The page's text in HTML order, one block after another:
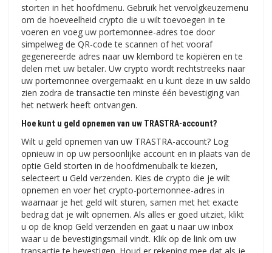
storten in het hoofdmenu. Gebruik het vervolgkeuzemenu
om de hoeveelheid crypto die u wilt toevoegen in te
voeren en voeg uw portemonnee-adres toe door
simpelweg de QR-code te scannen of het vooraf
gegenereerde adres naar uw klembord te kopiëren en te
delen met uw betaler. Uw crypto wordt rechtstreeks naar
uw portemonnee overgemaakt en u kunt deze in uw saldo
zien zodra de transactie ten minste één bevestiging van
het netwerk heeft ontvangen.
Hoe kunt u geld opnemen van uw TRASTRA-account?
Wilt u geld opnemen van uw TRASTRA-account? Log
opnieuw in op uw persoonlijke account en in plaats van de
optie Geld storten in de hoofdmenubalk te kiezen,
selecteert u Geld verzenden. Kies de crypto die je wilt
opnemen en voer het crypto-portemonnee-adres in
waarnaar je het geld wilt sturen, samen met het exacte
bedrag dat je wilt opnemen. Als alles er goed uitziet, klikt
u op de knop Geld verzenden en gaat u naar uw inbox
waar u de bevestigingsmail vindt. Klik op de link om uw
transactie te bevestigen. Houd er rekening mee dat als je